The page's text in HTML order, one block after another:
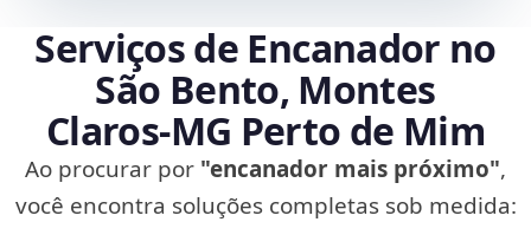
Serviços de Encanador no
São Bento, Montes
Claros‑MG Perto de Mim
Ao procurar por "encanador mais próximo",
você encontra soluções completas sob medida: